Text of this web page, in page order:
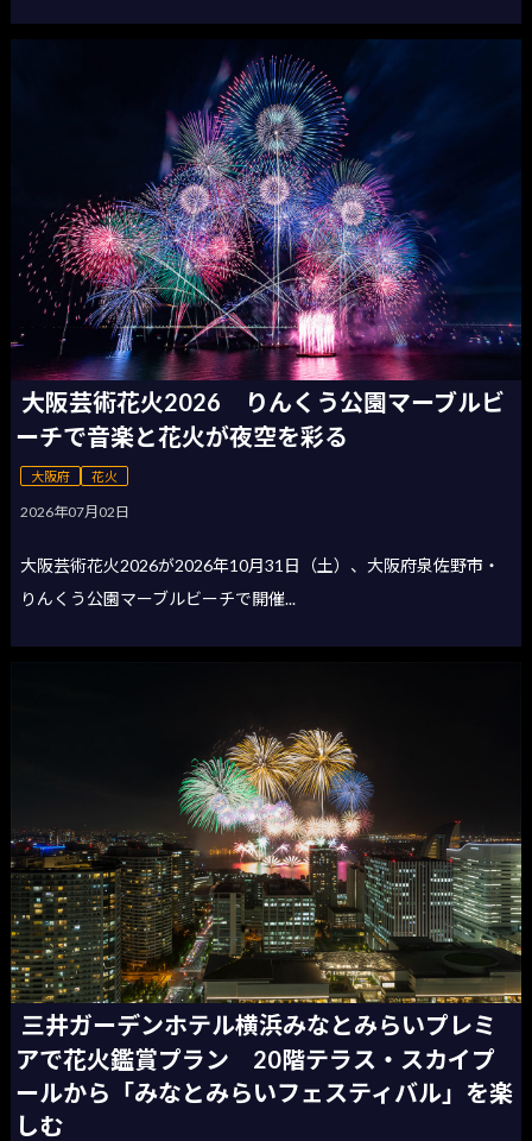
大阪芸術花火2026 りんくう公園マーブルビ
ーチで音楽と花火が夜空を彩る
大阪府 花火
2026年07月02日
大阪芸術花火2026が2026年10月31日（土）、大阪府泉佐野市・
りんくう公園マーブルビーチで開催...
三井ガーデンホテル横浜みなとみらいプレミ
アで花火鑑賞プラン 20階テラス・スカイプ
ールから「みなとみらいフェスティバル」を楽
しむ